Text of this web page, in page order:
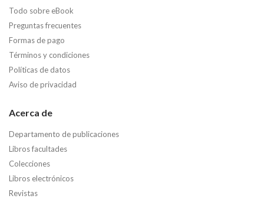
Todo sobre eBook
Preguntas frecuentes
Formas de pago
Términos y condiciones
Políticas de datos
Aviso de privacidad
Acerca de
Departamento de publicaciones
Libros facultades
Colecciones
Libros electrónicos
Revistas